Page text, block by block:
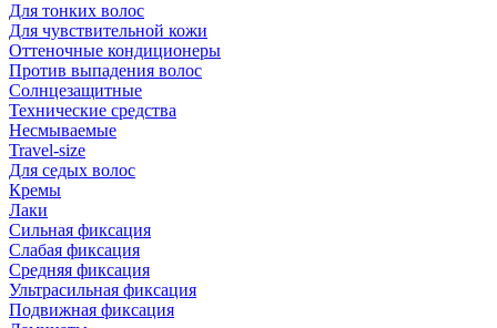
Для тонких волос
Для чувствительной кожи
Оттеночные кондиционеры
Против выпадения волос
Солнцезащитные
Технические средства
Несмываемые
Travel-size
Для седых волос
Кремы
Лаки
Сильная фиксация
Слабая фиксация
Средняя фиксация
Ультрасильная фиксация
Подвижная фиксация